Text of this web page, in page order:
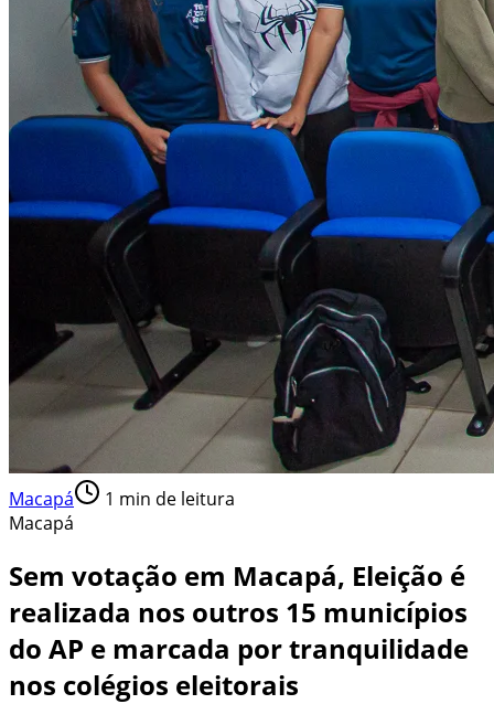
Macapá 1 min de leitura
Macapá
Sem votação em Macapá, Eleição é
realizada nos outros 15 municípios
do AP e marcada por tranquilidade
nos colégios eleitorais